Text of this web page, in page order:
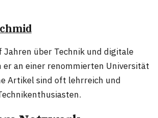
über Technik und digitale
er an einer renommierten Universität
Artikel sind oft lehrreich und